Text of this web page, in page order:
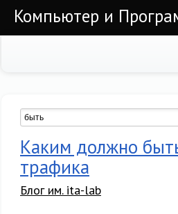
Компьютер и
Каким должно
трафика
Блог им. ita-lab